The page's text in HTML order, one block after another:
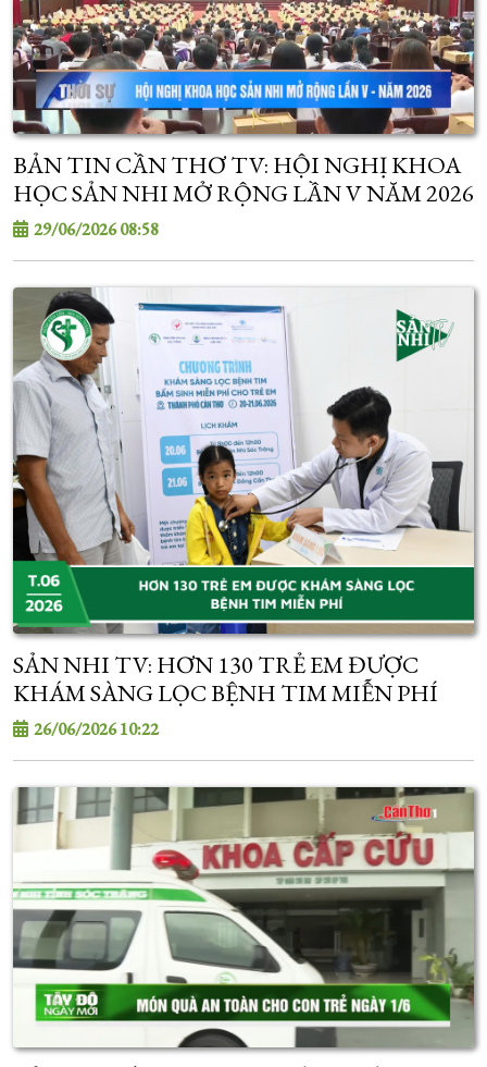
BẢN TIN CẦN THƠ TV: HỘI NGHỊ KHOA
HỌC SẢN NHI MỞ RỘNG LẦN V NĂM 2026
29/06/2026 08:58
SẢN NHI TV: HƠN 130 TRẺ EM ĐƯỢC
KHÁM SÀNG LỌC BỆNH TIM MIỄN PHÍ
26/06/2026 10:22